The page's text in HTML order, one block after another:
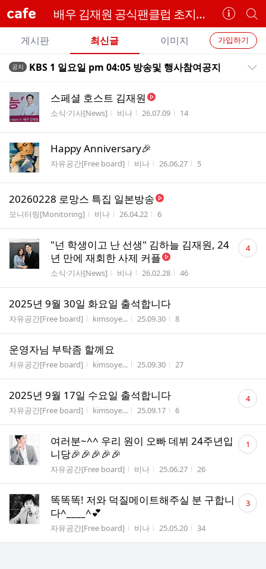
cafe 배우 김재원 공식팬클럽 초지일관
카
페
정
보
개
별
카
페
검
카
페
메
뉴
가입하기
게시판 최신글 이미지
전
글
트
공지 KBS 1 일요일 pm 04:05 방송및 행사참여공지
스페셜 호스트 김재원
게시판명
소식·기사[News] 작성자
비나 작성시간
26.07.09 조회수
14
Happy Anniversary🎉
게시판명
자유공간[Free board] 작성자
비나 작성시간
26.06.27 조회수
5
20260228 로망스 특집 일본방송
게시판명
모니터링[Monitoring] 작성자
비나 작성시간
26.04.22 조회수
6
"넌 학생이고 난 선생" 김하늘 김재원, 24
년 만에 재회한 사제 커플
게시판명
소식·기사[News] 작성자
비나 작성시간
26.02.28 조회수
46
댓
글 4
2025년 9월 30일 화요일 출석합니다
게시판명
자유공간[Free board] 작성자
kimsoye... 작성시간
25.09.30 조회수
8
운영자님 부탁좀 할께요
게시판명
자유공간[Free board] 작성자
kimsoye... 작성시간
25.09.30 조회수
27
2025년 9월 17일 수요일 출석합니다
게시판명
자유공간[Free board] 작성자
kimsoye... 작성시간
25.09.17 조회수
6
댓
글 4
여러분~^^ 우리 원이 오빠 데뷔 24주년입
니당🎉🎉🎉🎉🎉
게시판명
자유공간[Free board] 작성자
비나 작성시간
25.06.27 조회수
26
댓
글 1
똑똑똑! 저와 덕질메이트해주실 분 구합니
다^____^💕
게시판명
자유공간[Free board] 작성자
비나 작성시간
25.05.20 조회수
34
댓
글 3